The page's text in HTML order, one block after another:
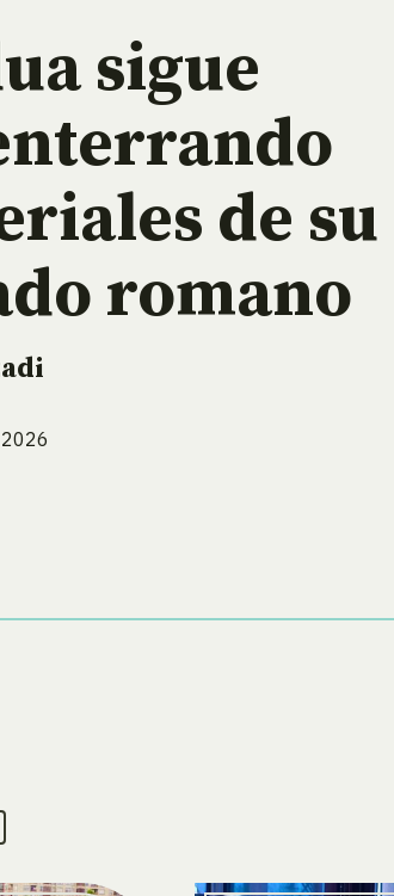
sigue
de su
romano